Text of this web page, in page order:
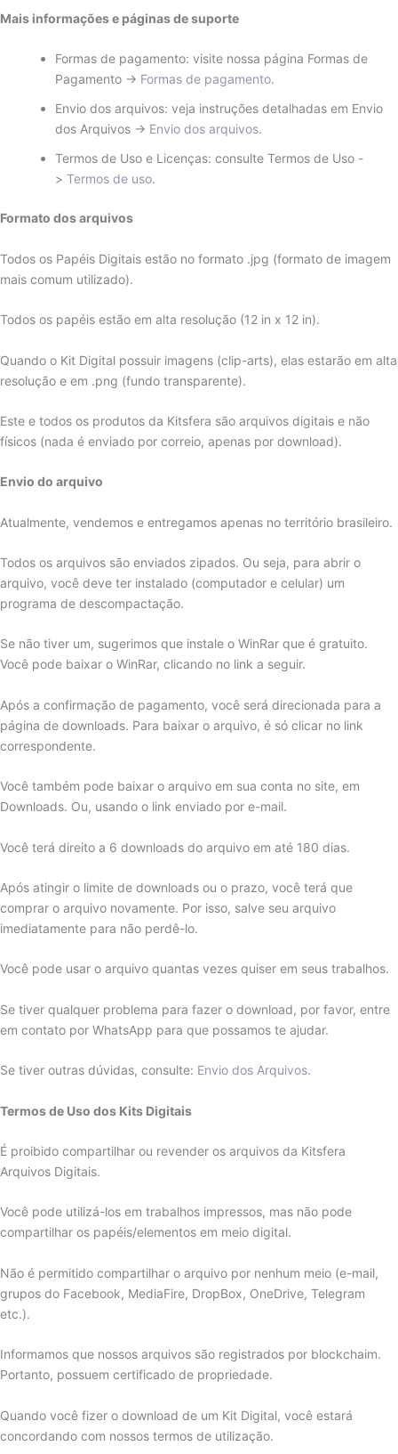
Mais informações e páginas de suporte
Formas de pagamento: visite nossa página Formas de
Pagamento -> Formas de pagamento.
Envio dos arquivos: veja instruções detalhadas em Envio
dos Arquivos -> Envio dos arquivos.
Termos de Uso e Licenças: consulte Termos de Uso -
> Termos de uso.
Formato dos arquivos
Todos os Papéis Digitais estão no formato .jpg (formato de imagem
mais comum utilizado).
Todos os papéis estão em alta resolução (12 in x 12 in).
Quando o Kit Digital possuir imagens (clip-arts), elas estarão em alta
resolução e em .png (fundo transparente).
Este e todos os produtos da Kitsfera são arquivos digitais e não
físicos (nada é enviado por correio, apenas por download).
Envio do arquivo
Atualmente, vendemos e entregamos apenas no território brasileiro.
Todos os arquivos são enviados zipados. Ou seja, para abrir o
arquivo, você deve ter instalado (computador e celular) um
programa de descompactação.
Se não tiver um, sugerimos que instale o WinRar que é gratuito.
Você pode baixar o WinRar, clicando no link a seguir.
Após a confirmação de pagamento, você será direcionada para a
página de downloads. Para baixar o arquivo, é só clicar no link
correspondente.
Você também pode baixar o arquivo em sua conta no site, em
Downloads. Ou, usando o link enviado por e-mail.
Você terá direito a 6 downloads do arquivo em até 180 dias.
Após atingir o limite de downloads ou o prazo, você terá que
comprar o arquivo novamente. Por isso, salve seu arquivo
imediatamente para não perdê-lo.
Você pode usar o arquivo quantas vezes quiser em seus trabalhos.
Se tiver qualquer problema para fazer o download, por favor, entre
em contato por WhatsApp para que possamos te ajudar.
Se tiver outras dúvidas, consulte: Envio dos Arquivos.
Termos de Uso dos Kits Digitais
É proibido compartilhar ou revender os arquivos da Kitsfera
Arquivos Digitais.
Você pode utilizá-los em trabalhos impressos, mas não pode
compartilhar os papéis/elementos em meio digital.
Não é permitido compartilhar o arquivo por nenhum meio (e-mail,
grupos do Facebook, MediaFire, DropBox, OneDrive, Telegram
etc.).
Informamos que nossos arquivos são registrados por blockchaim.
Portanto, possuem certificado de propriedade.
Quando você fizer o download de um Kit Digital, você estará
concordando com nossos termos de utilização.